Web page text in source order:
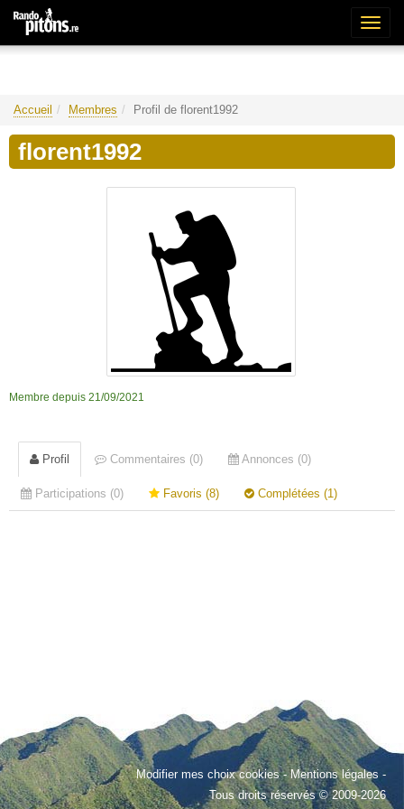
Accueil Membres Profil de florent1992
florent1992
Membre depuis 21/09/2021
Profil Commentaires (0) Annonces (0)
Participations (0) Favoris (8) Complétées (1)
Modifier mes choix cookies-Mentions légales -
Tous droits réservés © 2009-2026